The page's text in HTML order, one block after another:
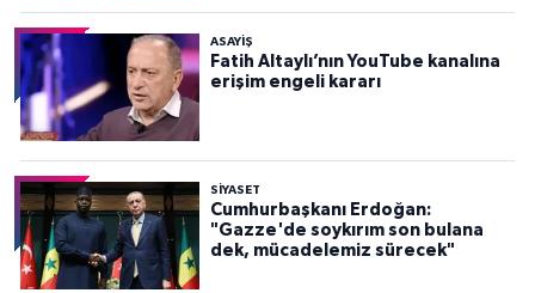
ASAYİŞ
Fatih Altaylı’nın YouTube kanalına
erişim engeli kararı
SİYASET
Cumhurbaşkanı Erdoğan:
"Gazze'de soykırım son bulana
dek, mücadelemiz sürecek"